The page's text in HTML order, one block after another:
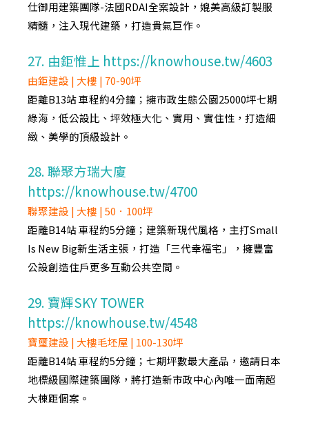
仕御用建築團隊-法國RDAI全案設計，媲美高級訂製服
精髓，注入現代建築，打造貴氣巨作。
27. 由鉅惟上 https://knowhouse.tw/4603
由鉅建設 | 大樓 | 70-90坪
距離B13站 車程約4分鐘；擁市政生態公園25000坪七期
綠海，低公設比、坪效極大化、實用、實住性，打造細
緻、美學的頂級設計。
28. 聯聚方瑞大廈
https://knowhouse.tw/4700
聯聚建設 | 大樓 | 50．100坪
距離B14站 車程約5分鐘；建築新現代風格，主打Small
Is New Big新生活主張，打造「三代幸福宅」，擁豐富
公設創造住戶更多互動公共空間。
29. 寶輝SKY TOWER
https://knowhouse.tw/4548
寶璽建設 | 大樓毛坯屋 | 100-130坪
距離B14站 車程約5分鐘；七期坪數最大產品，邀請日本
地標級國際建築團隊，將打造新市政中心內唯一面南超
大棟距個案。